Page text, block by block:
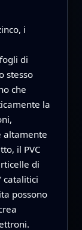
i
di
stesso
che
la
altamente
il PVC
di
catalitici
possono